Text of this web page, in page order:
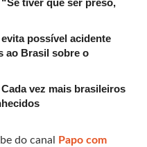
tiver que ser preso,
possível acidente
ao Brasil sobre o
vez mais brasileiros
do canal
Papo com